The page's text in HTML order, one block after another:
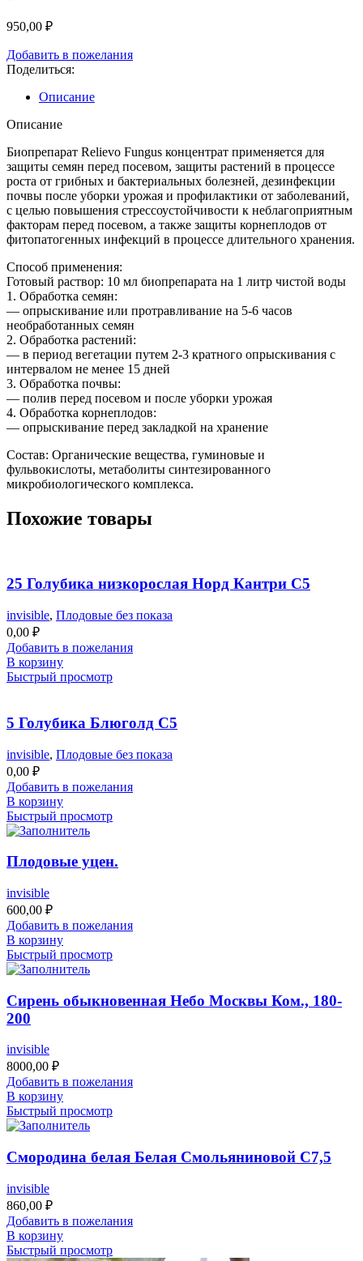
950,00 ₽
Добавить в пожелания
Поделиться:
Описание
Описание
Биопрепарат Relievo Fungus концентрат применяется для
защиты семян перед посевом, защиты растений в процессе
роста от грибных и бактериальных болезней, дезинфекции
почвы после уборки урожая и профилактики от заболеваний,
с целью повышения стрессоустойчивости к неблагоприятным
факторам перед посевом, а также защиты корнеплодов от
фитопатогенных инфекций в процессе длительного хранения.
Способ применения:
Готовый раствор: 10 мл биопрепарата на 1 литр чистой воды
1. Обработка семян:
— опрыскивание или протравливание на 5-6 часов
необработанных семян
2. Обработка растений:
— в период вегетации путем 2-3 кратного опрыскивания с
интервалом не менее 15 дней
3. Обработка почвы:
— полив перед посевом и после уборки урожая
4. Обработка корнеплодов:
— опрыскивание перед закладкой на хранение
Состав: Органические вещества, гуминовые и
фульвокислоты, метаболиты синтезированного
микробиологического комплекса.
Похожие товары
25 Голубика низкорослая Норд Кантри С5
invisible, Плодовые без показа
0,00 ₽
Добавить в пожелания
В корзину
Быстрый просмотр
5 Голубика Блюголд С5
invisible, Плодовые без показа
0,00 ₽
Добавить в пожелания
В корзину
Быстрый просмотр
Плодовые уцен.
invisible
600,00 ₽
Добавить в пожелания
В корзину
Быстрый просмотр
Сирень обыкновенная Небо Москвы Ком., 180-
200
invisible
8000,00 ₽
Добавить в пожелания
В корзину
Быстрый просмотр
Смородина белая Белая Смольяниновой С7,5
invisible
860,00 ₽
Добавить в пожелания
В корзину
Быстрый просмотр